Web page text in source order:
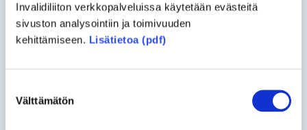
Invalidiliiton verkkopalveluissa käytetään evästeitä
sivuston analysointiin ja toimivuuden
kehittämiseen. Lisätietoa (pdf)
valinta
Välttämätön
– Parvekkeen asema asumiselle välttämättömänä
tilana on uusi asia. On ollut mukava huomata, että
Ilmarisen kohteissa on paljon parvekkeita, Wäre-
– Voin suositella ihan kaikille ESKEn palveluja. Nyt
teemme varmasti laadukkaampia asuntoja, joiden